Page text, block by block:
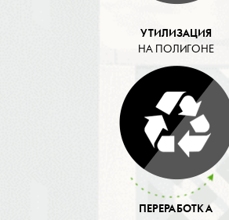
УТИЛИЗАЦИЯ
НА ПОЛИГОНЕ
ПЕРЕРАБОТКА